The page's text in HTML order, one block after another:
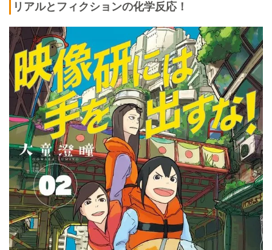
リアルとフィクションの化学反応！